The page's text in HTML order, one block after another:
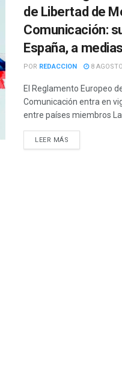
de Libertad de
Comunicación:
España, a medias
POR REDACCION 8
El Reglamento Europeo
Comunicación entra en
entre países miembros La
LEER MÁS